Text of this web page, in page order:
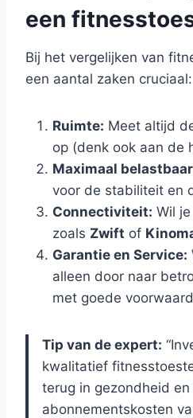
een
Bij het vergelijken van
een aantal zaken cruciaal:
Ruimte: Meet altijd
op (denk ook aan de
Maximaal
voor de stabiliteit en
Connectiviteit: Wil
zoals Zwift of
Garantie en Service:
alleen door naar
met goede
Tip van de expert:
kwalitatief
terug in gezondheid
abonnementskosten